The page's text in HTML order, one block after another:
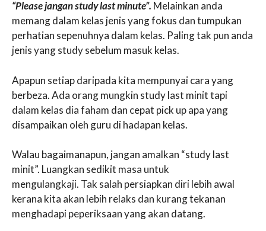
“Please jangan study last minute”. Melainkan anda
memang dalam kelas jenis yang fokus dan tumpukan
perhatian sepenuhnya dalam kelas. Paling tak pun anda
jenis yang study sebelum masuk kelas.
Apapun setiap daripada kita mempunyai cara yang
berbeza. Ada orang mungkin study last minit tapi
dalam kelas dia faham dan cepat pick up apa yang
disampaikan oleh guru di hadapan kelas.
Walau bagaimanapun, jangan amalkan “study last
minit”. Luangkan sedikit masa untuk
mengulangkaji. Tak salah persiapkan diri lebih awal
kerana kita akan lebih relaks dan kurang tekanan
menghadapi peperiksaan yang akan datang.